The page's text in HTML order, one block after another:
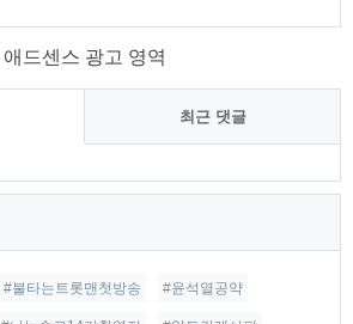
애드센스 광고 영역
최근 댓글
#불타는트롯맨첫방송 #윤석열공약